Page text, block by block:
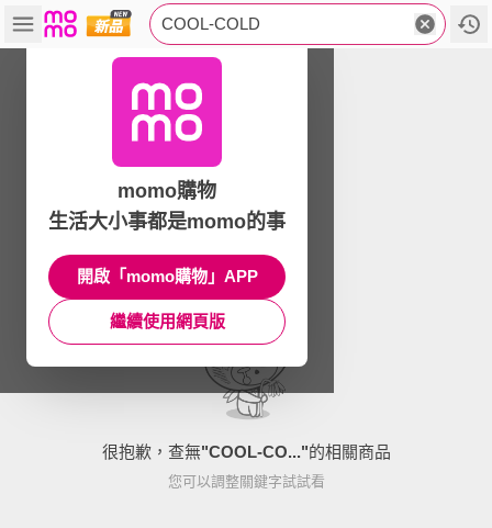
COOL-COLD
很抱歉，查無"COOL-CO..."的相關商品
您可以調整關鍵字試試看
momo購物
生活大小事都是momo的事
開啟「momo購物」APP
繼續使用網頁版